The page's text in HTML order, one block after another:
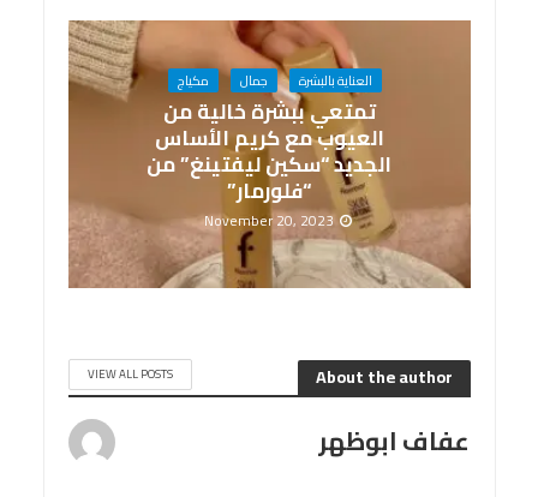
العناية بالبشرة جمال مكياج
تمتعي ببشرة خالية من
العيوب مع كريم الأساس
الجديد “سكين ليفتينغ” من
“فلورمار”
November 20, 2023
About the author
VIEW ALL POSTS
عفاف ابوظهر